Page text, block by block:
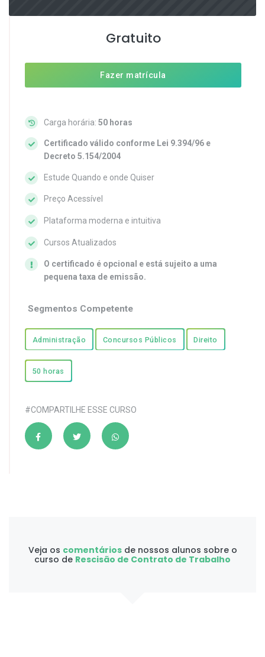
Gratuito
Fazer matrícula
Carga horária: 50 horas
Certificado válido conforme Lei 9.394/96 e
Decreto 5.154/2004
Estude Quando e onde Quiser
Preço Acessível
Plataforma moderna e intuitiva
Cursos Atualizados
O certificado é opcional e está sujeito a uma
pequena taxa de emissão.
Segmentos Competente
Administração Concursos Públicos Direito
50 horas
#COMPARTILHE ESSE CURSO
Veja os comentáriosde nossos alunos sobre o
curso de Rescisão de Contrato de Trabalho